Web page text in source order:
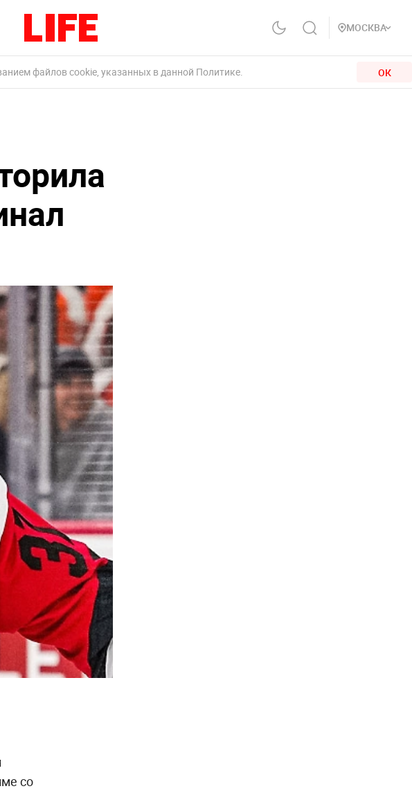
МОСКВА
файлов cookie, указанных в данной Политике. ОК
со